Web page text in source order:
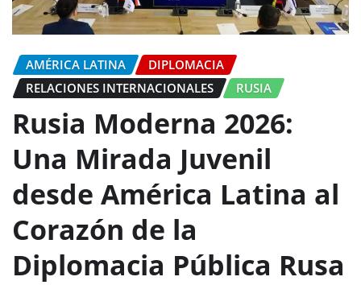
AMÉRICA LATINA
DIPLOMACIA
RELACIONES INTERNACIONALES
RUSIA
Rusia Moderna 2026:
Una Mirada Juvenil
desde América Latina al
Corazón de la
Diplomacia Pública Rusa